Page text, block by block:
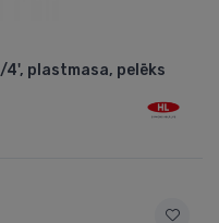
4', plastmasa, pelēks